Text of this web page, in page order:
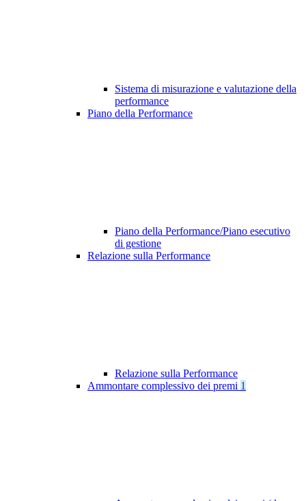
Sistema di misurazione e valutazione della
performance
Piano della Performance
Piano della Performance/Piano esecutivo
di gestione
Relazione sulla Performance
Relazione sulla Performance
Ammontare complessivo dei premi 1